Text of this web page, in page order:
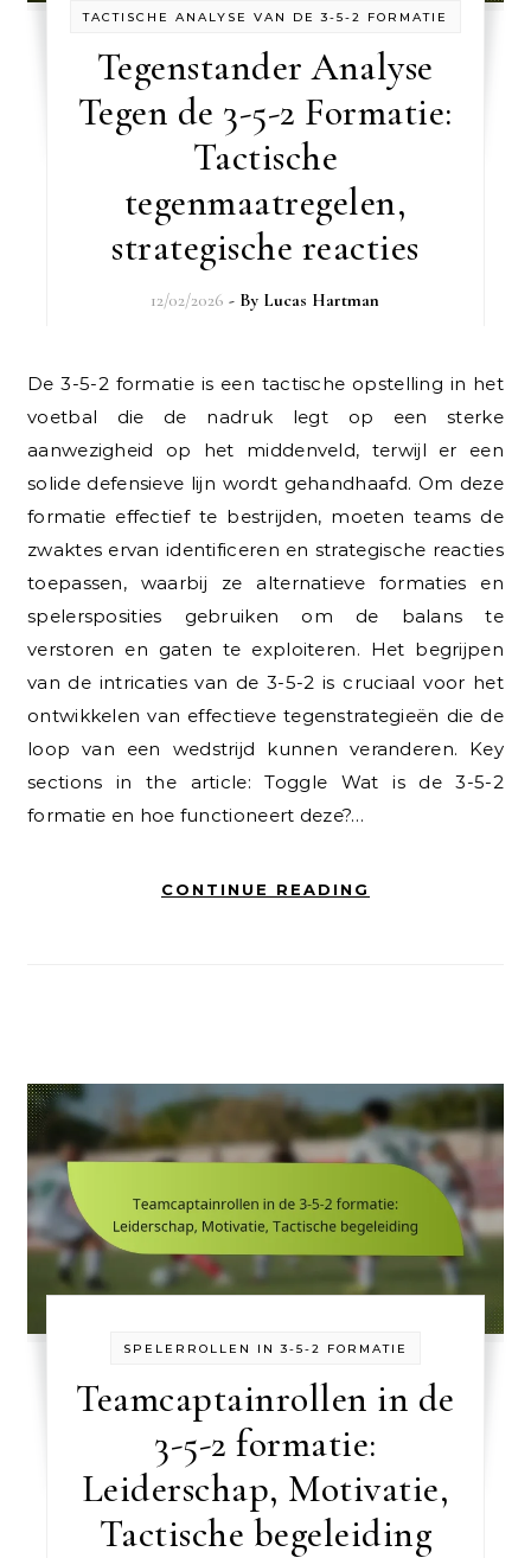
TACTISCHE ANALYSE VAN DE 3-5-2 FORMATIE
Tegenstander Analyse
Tegen de 3-5-2 Formatie:
Tactische
tegenmaatregelen,
strategische reacties
12/02/2026 - By Lucas Hartman
De 3-5-2 formatie is een tactische opstelling in het
voetbal die de nadruk legt op een sterke
aanwezigheid op het middenveld, terwijl er een
solide defensieve lijn wordt gehandhaafd. Om deze
formatie effectief te bestrijden, moeten teams de
zwaktes ervan identificeren en strategische reacties
toepassen, waarbij ze alternatieve formaties en
spelersposities gebruiken om de balans te
verstoren en gaten te exploiteren. Het begrijpen
van de intricaties van de 3-5-2 is cruciaal voor het
ontwikkelen van effectieve tegenstrategieën die de
loop van een wedstrijd kunnen veranderen. Key
sections in the article: Toggle Wat is de 3-5-2
formatie en hoe functioneert deze?…
CONTINUE READING
SPELERROLLEN IN 3-5-2 FORMATIE
Teamcaptainrollen in de
3-5-2 formatie:
Leiderschap, Motivatie,
Tactische begeleiding